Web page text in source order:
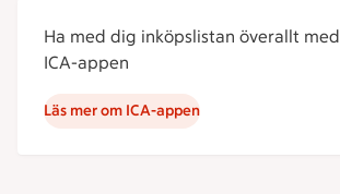
Ha med dig inköpslistan överallt med
ICA-appen
Läs mer om ICA-appen